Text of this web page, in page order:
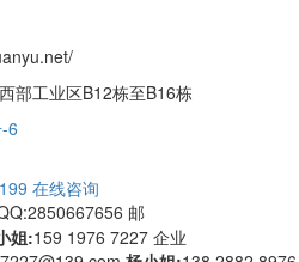
部工业区B12栋至B16栋
6
在线咨询
邮
姐:159 1976 7227 企业